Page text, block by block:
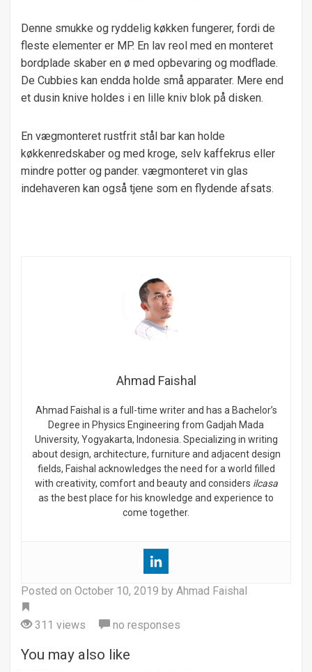
Denne smukke og ryddelig køkken fungerer, fordi de
fleste elementer er MP. En lav reol med en monteret
bordplade skaber en ø med opbevaring og modflade.
De Cubbies kan endda holde små apparater. Mere end
et dusin knive holdes i en lille kniv blok på disken.
En vægmonteret rustfrit stål bar kan holde
køkkenredskaber og med kroge, selv kaffekrus eller
mindre potter og pander. vægmonteret vin glas
indehaveren kan også tjene som en flydende afsats.
Ahmad Faishal
Ahmad Faishal is a full-time writer and has a Bachelor’s
Degree in Physics Engineering from Gadjah Mada
University, Yogyakarta, Indonesia. Specializing in writing
about design, architecture, furniture and adjacent design
fields, Faishal acknowledges the need for a world filled
with creativity, comfort and beauty and considers ilcasa
as the best place for his knowledge and experience to
come together.
Posted on October 10, 2019 by Ahmad Faishal
311 views
no responses
You may also like